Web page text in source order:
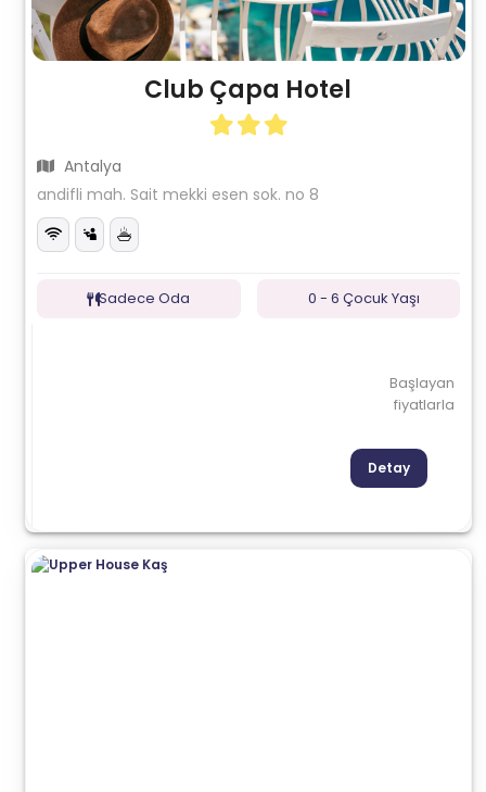
Club Çapa Hotel
Antalya
andifli mah. Sait mekki esen sok. no 8
Sadece Oda 0 - 6 Çocuk Yaşı
Başlayan
fiyatlarla
Detay